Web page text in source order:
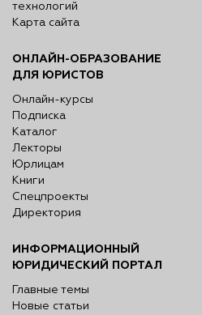
технологий
Карта сайта
ОНЛАЙН-ОБРАЗОВАНИЕ
ДЛЯ ЮРИСТОВ
Онлайн-курсы
Подписка
Каталог
Лекторы
Юрлицам
Книги
Спецпроекты
Директория
ИНФОРМАЦИОННЫЙ
ЮРИДИЧЕСКИЙ ПОРТАЛ
Главные темы
Новые статьи